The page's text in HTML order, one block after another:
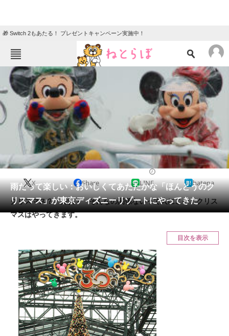
🎁 Switch 2もあたる！ プレゼントキャンペーン実施中！
ねとらぼメニュー
TOP ニュース
エンタメ
グルメ 地域
教育・育児
動物 リサーチ
会員記事
メディア
ITの今と未来を見通す
スマホと通信の最新トレンド
進化するPCとデバイスの未来
好きが集まる 比べて選べる
雨だって楽しい：おいしくてあたたかな「ほんとうのク
リスマス」が東京ディズニーリゾートにやってきた
X Share LINE hatena
クリスマス？ 舞浜？ そんなの関係ないって人にこそ、クリス
マスはやってきます。
目次を表示